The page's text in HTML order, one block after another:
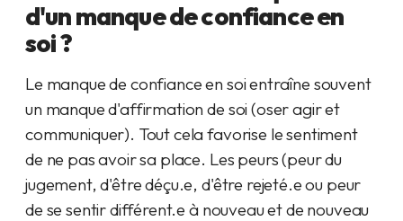
d'un manque de confiance en
soi ?
Le manque de confiance en soi entraîne souvent
un manque d'affirmation de soi (oser agir et
communiquer). Tout cela favorise le sentiment
de ne pas avoir sa place. Les peurs (peur du
jugement, d'être déçu.e, d'être rejeté.e ou peur
de se sentir différent.e à nouveau et de nouveau